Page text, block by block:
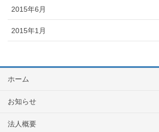
2015年6月
2015年1月
ホーム
お知らせ
法人概要